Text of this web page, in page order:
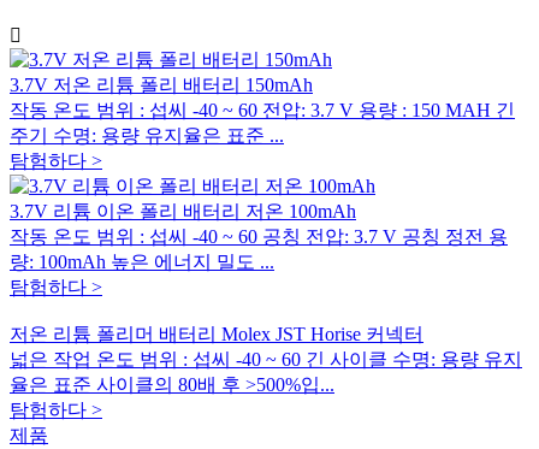

3.7V 저온 리튬 폴리 배터리 150mAh
작동 온도 범위 : 섭씨 -40 ~ 60 전압: 3.7 V 용량 : 150 MAH 긴
주기 수명: 용량 유지율은 표준 ...
탐험하다 >
3.7V 리튬 이온 폴리 배터리 저온 100mAh
작동 온도 범위 : 섭씨 -40 ~ 60 공칭 전압: 3.7 V 공칭 정전 용
량: 100mAh 높은 에너지 밀도 ...
탐험하다 >
저온 리튬 폴리머 배터리 Molex JST Horise 커넥터
넓은 작업 온도 범위 : 섭씨 -40 ~ 60 긴 사이클 수명: 용량 유지
율은 표준 사이클의 80배 후 >500%입...
탐험하다 >
제품